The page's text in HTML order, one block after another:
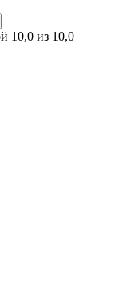
10,0 из 10,0